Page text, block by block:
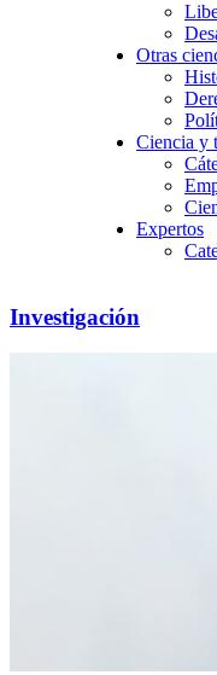
Otras
Ciencia y
Expertos
Investigación